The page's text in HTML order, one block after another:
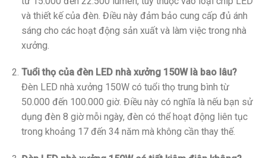
và thiết kế của đèn. Điều này đảm bảo cung cấp đủ ánh
sáng cho các hoạt động sản xuất và làm việc trong nhà
xưởng.
Tuổi thọ của đèn LED nhà xưởng 150W là bao lâu?
Đèn LED nhà xưởng 150W có tuổi thọ trung bình từ
50.000 đến 100.000 giờ. Điều này có nghĩa là nếu bạn sử
dụng đèn 8 giờ mỗi ngày, đèn có thể hoạt động liên tục
trong khoảng 17 đến 34 năm mà không cần thay thế.